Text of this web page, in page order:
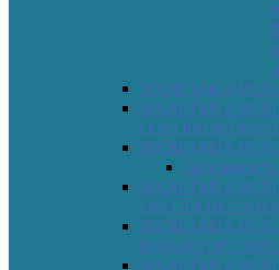
SECRETARIA
SECRETARIA
CONTRATAÇÕES
SECRETARIA
Coordenadoria
SECRETARIA
GESTÃO DE
SECRETARIA
SECRETARIA